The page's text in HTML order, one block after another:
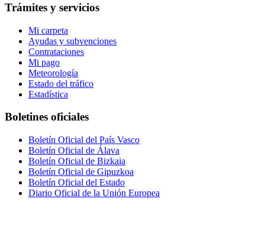
Trámites y servicios
Mi carpeta
Ayudas y subvenciones
Contrataciones
Mi pago
Meteorología
Estado del tráfico
Estadística
Boletines oficiales
Boletín Oficial del País Vasco
Boletín Oficial de Álava
Boletín Oficial de Bizkaia
Boletín Oficial de Gipuzkoa
Boletín Oficial del Estado
Diario Oficial de la Unión Europea